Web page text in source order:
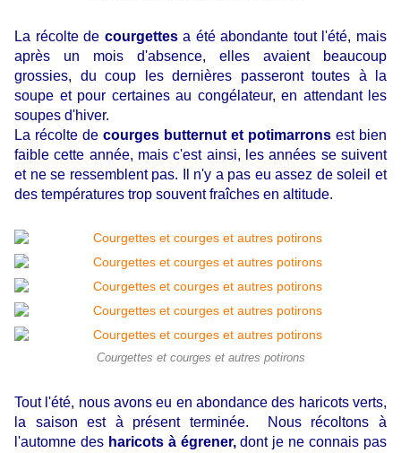
La récolte de courgettesa été abondante tout l'été, mais
après un mois d'absence, elles avaient beaucoup
grossies, du coup les dernières passeront toutes à la
soupe et pour certaines au congélateur, en attendant les
soupes d'hiver.
La récolte de courges butternut et potimarrons est bien
faible cette année, mais c'est ainsi, les années se suivent
et ne se ressemblent pas. Il n'y a pas eu assez de soleil et
des températures trop souvent fraîches en altitude.
Courgettes et courges et autres potirons
Tout l'été, nous avons eu en abondance des haricots verts,
la saison est à présent terminée. Nous récoltons à
l'automne des haricots à égrener,dont je ne connais pas